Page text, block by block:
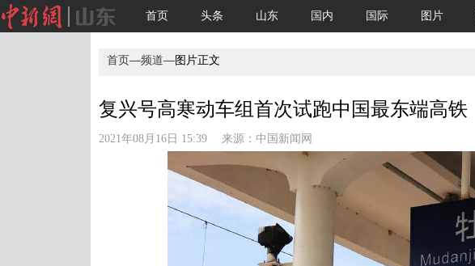
首页 头条 山东 国内 国际 图片
首页—频道—图片正文
复兴号高寒动车组首次试跑中国最东端高铁
2021年08月16日 15:39 来源： 中国新闻网